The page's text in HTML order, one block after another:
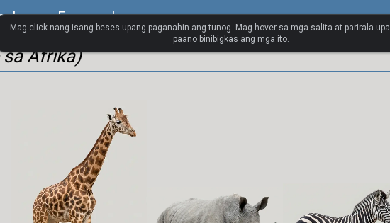
ng Espanyol
sa Afrika)
Mag-click nang isang beses upang paganahin ang tunog. Mag-hover sa mga salita at parirala
paano binibigkas ang mga ito.